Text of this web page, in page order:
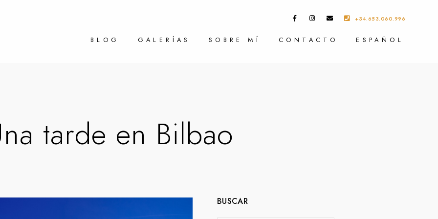
+34.653.060.996
BLOG GALERÍAS SOBRE MÍ CONTACTO ESPAÑOL
tarde en Bilbao
BUSCAR